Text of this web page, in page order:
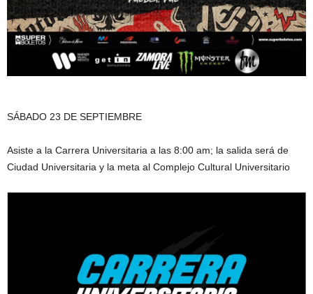
SÁBADO 23 DE SEPTIEMBRE
Asiste a la Carrera Universitaria a las 8:00 am; la salida será de
Ciudad Universitaria y la meta al Complejo Cultural Universitario